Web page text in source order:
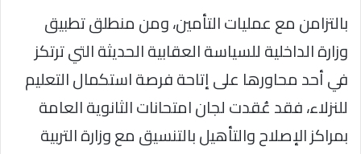
بالتزامن مع عمليات التأمين، ومن منطلق تطبيق
وزارة الداخلية للسياسة العقابية الحديثة التي ترتكز
في أحد محاورها على إتاحة فرصة استكمال التعليم
للنزلاء، فقد عُقدت لجان امتحانات الثانوية العامة
بمراكز الإصلاح والتأهيل بالتنسيق مع وزارة التربية